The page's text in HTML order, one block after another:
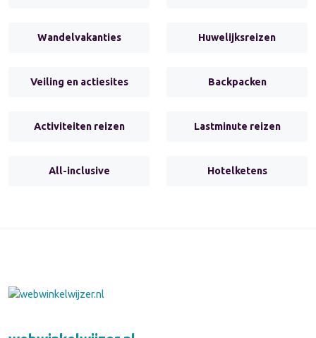
Wandelvakanties Huwelijksreizen
Veiling en actiesites Backpacken
Activiteiten reizen Lastminute reizen
All-inclusive Hotelketens